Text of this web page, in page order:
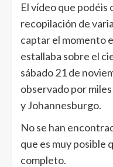
El vídeo que podéis
recopilación de
captar el momento
estallaba sobre el
sábado 21 de
observado por
y Johannesburgo.
No se han
que es muy posible
completo.